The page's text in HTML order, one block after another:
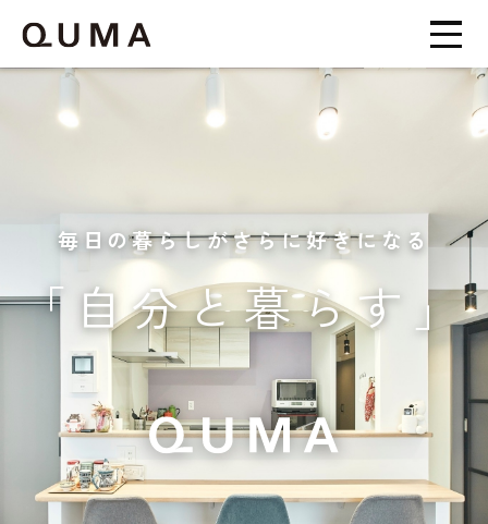
毎日の暮らしがさらに好きになる
「自分と暮らす」